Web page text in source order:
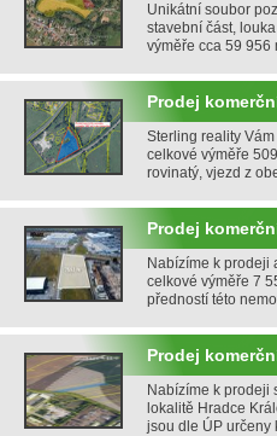
Unikátní soubor
stavební část,
výměře cca 59
Prodej
Sterling reality
celkové výměře
rovinatý, vjezd z
Prodej
Nabízíme k prodeji
celkové výměře 7
předností této
Prodej
Nabízíme k prodeji
lokalitě Hradce
jsou dle ÚP